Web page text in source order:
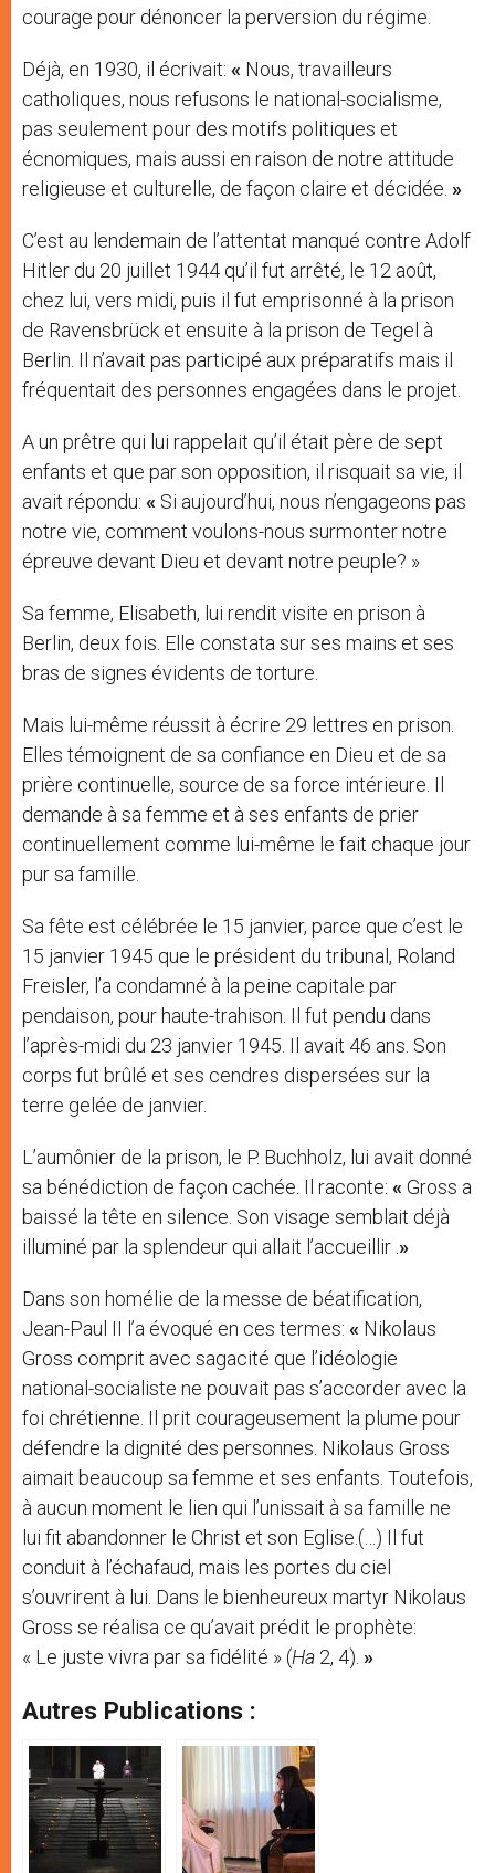
courage pour dénoncer la perversion du régime.
Déjà, en 1930, il écrivait: « Nous, travailleurs
catholiques, nous refusons le national-socialisme,
pas seulement pour des motifs politiques et
écnomiques, mais aussi en raison de notre attitude
religieuse et culturelle, de façon claire et décidée. »
C’est au lendemain de l’attentat manqué contre Adolf
Hitler du 20 juillet 1944 qu’il fut arrêté, le 12 août,
chez lui, vers midi, puis il fut emprisonné à la prison
de Ravensbrück et ensuite à la prison de Tegel à
Berlin. Il n’avait pas participé aux préparatifs mais il
fréquentait des personnes engagées dans le projet.
A un prêtre qui lui rappelait qu’il était père de sept
enfants et que par son opposition, il risquait sa vie, il
avait répondu: « Si aujourd’hui, nous n’engageons pas
notre vie, comment voulons-nous surmonter notre
épreuve devant Dieu et devant notre peuple? »
Sa femme, Elisabeth, lui rendit visite en prison à
Berlin, deux fois. Elle constata sur ses mains et ses
bras de signes évidents de torture.
Mais lui-même réussit à écrire 29 lettres en prison.
Elles témoignent de sa confiance en Dieu et de sa
prière continuelle, source de sa force intérieure. Il
demande à sa femme et à ses enfants de prier
continuellement comme lui-même le fait chaque jour
pur sa famille.
Sa fête est célébrée le 15 janvier, parce que c’est le
15 janvier 1945 que le président du tribunal, Roland
Freisler, l’a condamné à la peine capitale par
pendaison, pour haute-trahison. Il fut pendu dans
l’après-midi du 23 janvier 1945. Il avait 46 ans. Son
corps fut brûlé et ses cendres dispersées sur la
terre gelée de janvier.
L’aumônier de la prison, le P. Buchholz, lui avait donné
sa bénédiction de façon cachée. Il raconte: « Gross a
baissé la tête en silence. Son visage semblait déjà
illuminé par la splendeur qui allait l’accueillir . »
Dans son homélie de la messe de béatification,
Jean-Paul II l’a évoqué en ces termes: « Nikolaus
Gross comprit avec sagacité que l’idéologie
national-socialiste ne pouvait pas s’accorder avec la
foi chrétienne. Il prit courageusement la plume pour
défendre la dignité des personnes. Nikolaus Gross
aimait beaucoup sa femme et ses enfants. Toutefois,
à aucun moment le lien qui l’unissait à sa famille ne
lui fit abandonner le Christ et son Eglise.(…) Il fut
conduit à l’échafaud, mais les portes du ciel
s’ouvrirent à lui. Dans le bienheureux martyr Nikolaus
Gross se réalisa ce qu’avait prédit le prophète:
« Le juste vivra par sa fidélité » (Ha 2, 4). »
Autres Publications :